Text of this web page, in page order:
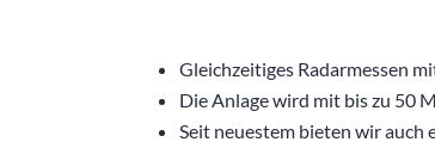
Gleichzeitiges Radarmessen
Die Anlage wird mit bis zu 50
Seit neuestem bieten wir auch